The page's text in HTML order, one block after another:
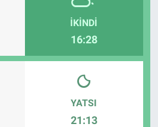
İKINDI
16:28
YATSI
21:13